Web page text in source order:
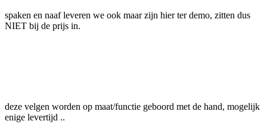
spaken en naaf leveren we ook maar zijn hier ter demo, zitten dus
NIET bij de prijs in.
deze velgen worden op maat/functie geboord met de hand, mogelijk
enige levertijd ..